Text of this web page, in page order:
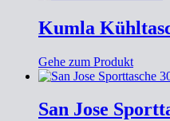
Kumla
Gehe zum Produkt
San Jose